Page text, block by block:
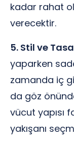
kadar rahat
verecektir.
5. Stil ve
yaparken
zamanda iç
da göz
vücut yapısı
yakışanı